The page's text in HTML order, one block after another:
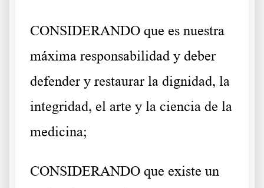
CONSIDERANDO que es nuestra
máxima responsabilidad y deber
defender y restaurar la dignidad, la
integridad, el arte y la ciencia de la
medicina;
CONSIDERANDO que existe un